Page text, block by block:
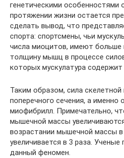
генетическими особенностями
протяжении жизни остается
сделать вывод, что
спорта: спортсмены, чьи
числа миоцитов, имеют больше
толщину мышц в процессе
которых мускулатура
Таким образом, сила
поперечного сечения, а
миофибрилл. Примечательно,
мышечной массы
возрастании мышечной массы
увеличивается в 3 раза.
данный феномен.